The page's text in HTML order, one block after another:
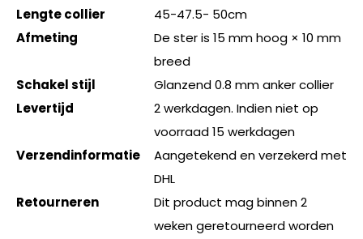
Lengte collier
45-47.5- 50cm
Afmeting
De ster is 15 mm hoog × 10 mm
breed
Schakel stijl
Glanzend 0.8 mm anker collier
Levertijd
2 werkdagen. Indien niet op
voorraad 15 werkdagen
Verzendinformatie
Aangetekend en verzekerd met
DHL
Retourneren
Dit product mag binnen 2
weken geretourneerd worden